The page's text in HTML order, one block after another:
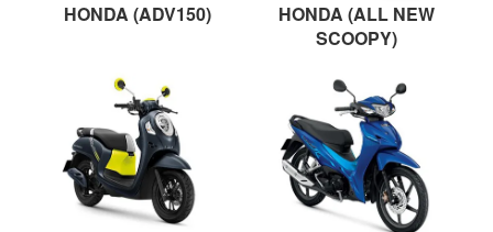
HONDA (ADV150)
HONDA (ALL NEW
SCOOPY)